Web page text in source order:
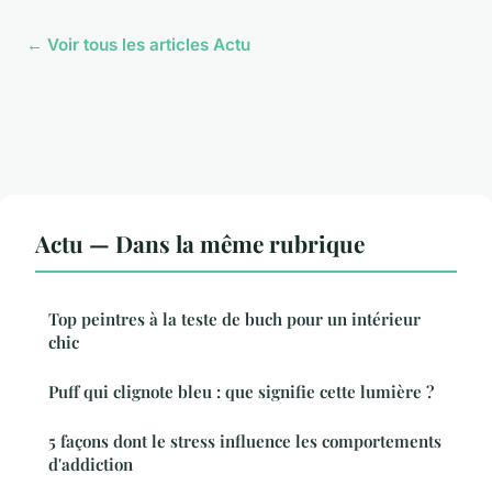
← Voir tous les articles Actu
Actu — Dans la même rubrique
Top peintres à la teste de buch pour un intérieur
chic
Puff qui clignote bleu : que signifie cette lumière ?
5 façons dont le stress influence les comportements
d'addiction